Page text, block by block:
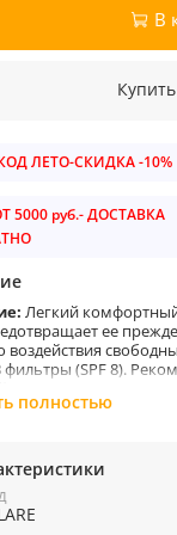
В
ЛЕТО-СКИДКА -10%
5000 руб.- ДОСТАВКА
Легкий
ее
воздействия
фильтры (SPF 8).
процедур (пилингов,
кожа лица
девушки в
полностью